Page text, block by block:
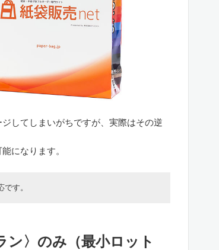
してしまいがちですが、実際はその逆
になります。
す。
ン〉のみ（最小ロット